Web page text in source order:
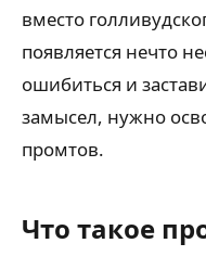
вместо
появляется нечто
ошибиться и
замысел, нужно
промтов.
Что такое